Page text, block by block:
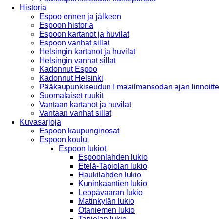
Historia
Espoo ennen ja jälkeen
Espoon historia
Espoon kartanot ja huvilat
Espoon vanhat sillat
Helsingin kartanot ja huvilat
Helsingin vanhat sillat
Kadonnut Espoo
Kadonnut Helsinki
Pääkaupunkiseudun I maailmansodan ajan
Suomalaiset ruukit
Vantaan kartanot ja huvilat
Vantaan vanhat sillat
Kuvasarjoja
Espoon kaupunginosat
Espoon koulut
Espoon lukiot
Espoonlahden lukio
Etelä-Tapiolan lukio
Haukilahden lukio
Kuninkaantien lukio
Leppävaaran lukio
Matinkylän lukio
Otaniemen lukio